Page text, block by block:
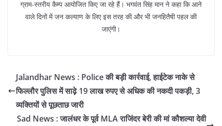
ग्राम-स्तरीय कैम्प आयोजित किए जा रहे हैं। भगवंत सिंह मान ने कहा कि आने
वाले दिनों में जन कल्याण के लिए इस तरह की और भी जनहितैषी पहल की
जाएंगी।
Jalandhar News : Police की बड़ी कार्रवाई, हाईटेक नाके से
फिल्लौर पुलिस में साढ़े 19 लाख रुपए से अधिक की नकदी पकड़ी, 3
व्यक्तियों से पूछताछ जारी
Sad News : जालंधर के पूर्व MLA राजिंदर बेरी की मां कौशल्या देवी